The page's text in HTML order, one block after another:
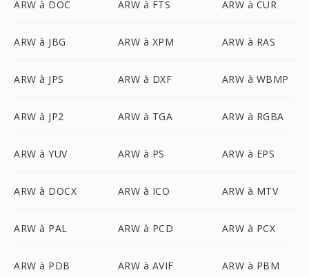
ARW à DOC ARW à FTS ARW à CUR
ARW à JBG ARW à XPM ARW à RAS
ARW à JPS ARW à DXF ARW à WBMP
ARW à JP2 ARW à TGA ARW à RGBA
ARW à YUV ARW à PS ARW à EPS
ARW à DOCX ARW à ICO ARW à MTV
ARW à PAL ARW à PCD ARW à PCX
ARW à PDB ARW à AVIF ARW à PBM